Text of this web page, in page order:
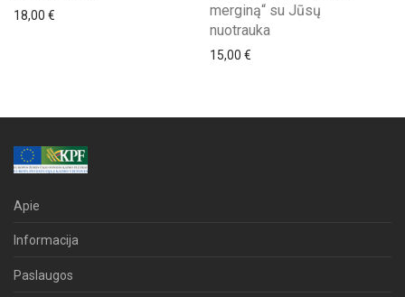
18,00 €
merginą“ su Jūsų
nuotrauka
15,00 €
Apie
Informacija
Paslaugos